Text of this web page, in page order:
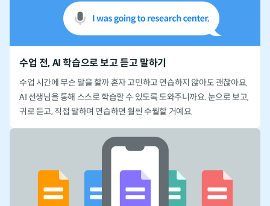
수업 전, AI 학습으로 보고 듣고 말하기
수업 시간에 무슨 말을 할까 혼자 고민하고 연습하지 않아도 괜찮아요.
AI 선생님을 통해 스스로 학습할 수 있도록 도와주니까요.눈으로 보고,
귀로 듣고, 직접 말하며 연습하면 훨씬 수월할 거예요.